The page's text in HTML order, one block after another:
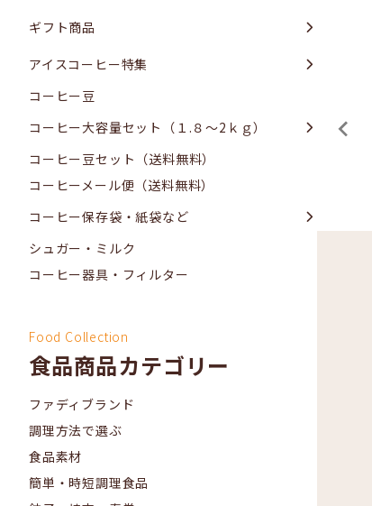
ギフト商品
アイスコーヒー特集
コーヒー豆
コーヒー大容量セット（１.８～2ｋｇ）
コーヒー豆セット（送料無料）
コーヒーメール便（送料無料）
コーヒー保存袋・紙袋など
シュガー・ミルク
コーヒー器具・フィルター
Food Collection
食品商品カテゴリー
ファディブランド
調理方法で選ぶ
食品素材
簡単・時短調理食品